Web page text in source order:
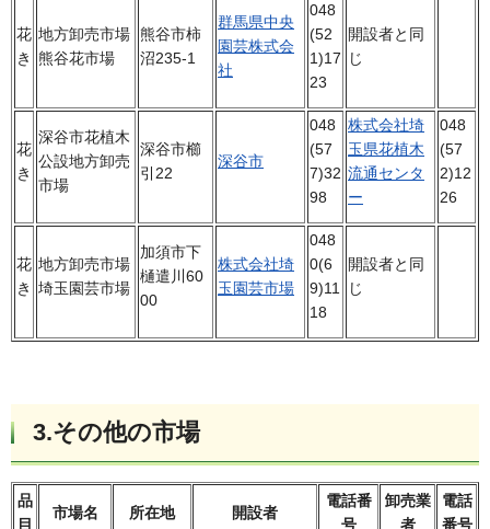
花
き
地方卸売市場
熊谷花市場
熊谷市柿
沼235-1
群馬県中央
園芸株式会
社
048
(52
1)17
23
開設者と同
じ
花
き
深谷市花植木
公設地方卸売
市場
深谷市櫛
引22
深谷市
048
(57
7)32
98
株式会社埼
玉県花植木
流通センタ
ー
048
(57
2)12
26
花
き
地方卸売市場
埼玉園芸市場
加須市下
樋遣川60
00
株式会社埼
玉園芸市場
048
0(6
9)11
18
開設者と同
じ
3.その他の市場
品
目
市場名 所在地 開設者
電話番
号
卸売業
者
電話
番号